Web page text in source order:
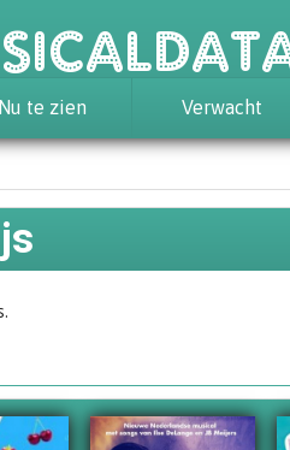
Nu te zien Verwacht